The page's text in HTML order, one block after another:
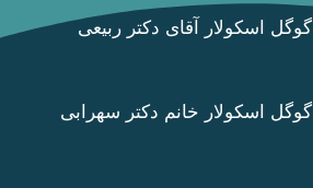
گوگل اسکولار آقای دکتر ربیعی
گوگل اسکولار خانم دکتر سهرابی